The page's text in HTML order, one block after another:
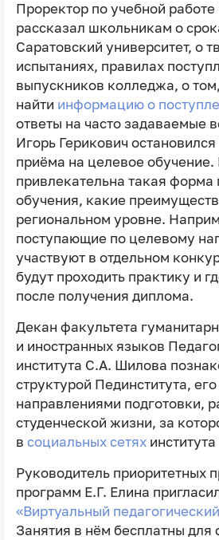
Проректор по учебной
рассказал школьникам о
Саратовский университет, о
испытаниях, правилах
выпускников колледжа, о
найти информацию о
ответы на часто задаваемые
Игорь Герикович
приёма на целевое обучение.
привлекательна такая форма
обучения, какие
региональном уровне.
поступающие по целевому
участвуют в отдельном
будут проходить практику и
после получения диплома.
Декан факультета
и иностранных языков
института С.А. Шилова
структурой Пединститута,
направлениями подготовки,
студенческой жизни, за
в социальных сетяхинститута
Руководитель приоритетных
программ Е.Г. Елина
«Виртуальный
Занятия в нём бесплатны для